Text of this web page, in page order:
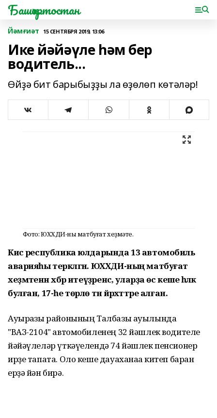
Башҡортостан
Йәмғиәт 15 СЕНТЯБРЯ 2019, 13:06
Ике йәйәүле һәм бер
водитель...
Өйҙә бит барыбыҙҙы ла өҙөлөп көтәләр!
Фото: ЮХХДИ-ның матбуғат хеҙмәте.
Кисә республика юлдарында 13 автомобиль
аварияһы теркәлгән. ЮХХДИ-ның матбуғат
хеҙмәтенән хәбәр итеүҙәренсә, уларҙа өс кеше һәләк
булған, 17-һе төрлө тән йәрәхәттәре алған.
Ауырғазы районының Талбазы ауылында
"ВАЗ-2104" автомобиленең 32 йәшлек водителе
йәйәүлеләр үткәүелендә 74 йәшлек пенсионер
ирҙе тапата. Оло кеше дауаханаға китеп барған
ерҙә йән бирә.